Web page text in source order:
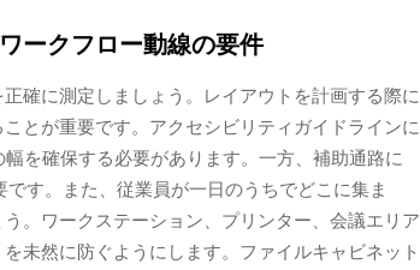
ークフロー動線の要件
確に測定しましょう。レイアウトを計画する際に
とが重要です。アクセシビリティガイドラインに
を確保する必要があります。一方、補助通路に
す。また、従業員が一日のうちでどこに集ま
。ワークステーション、プリンター、会議エリア
未然に防ぐようにします。ファイルキャビネット